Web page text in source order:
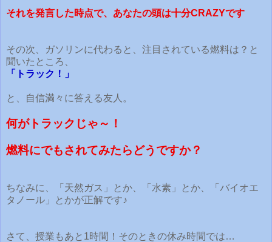
それを発言した時点で、あなたの頭は十分CRAZYです
その次、ガソリンに代わると、注目されている燃料は？と
聞いたところ、
「トラック！」
と、自信満々に答える友人。
何がトラックじゃ～！
燃料にでもされてみたらどうですか？
ちなみに、「天然ガス」とか、「水素」とか、「バイオエ
タノール」とかが正解です♪
さて、授業もあと1時間！そのときの休み時間では…